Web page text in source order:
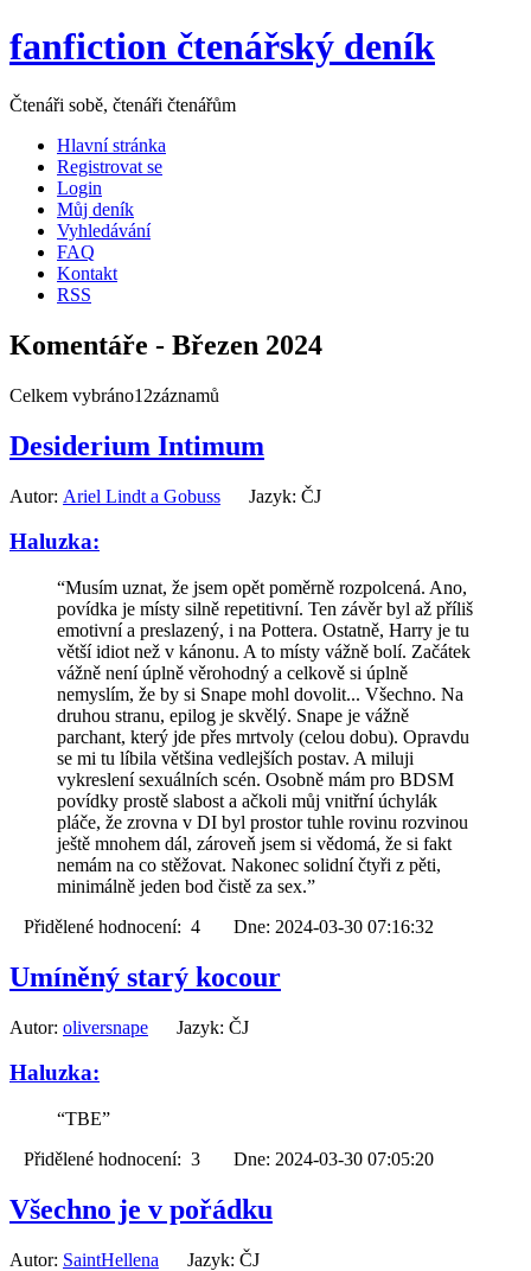
fanfiction čtenářský deník
Čtenáři sobě, čtenáři čtenářům
Hlavní stránka
Registrovat se
Login
Můj deník
Vyhledávání
FAQ
Kontakt
RSS
Komentáře - Březen 2024
Celkem vybráno12záznamů
Desiderium Intimum
Autor: Ariel Lindt a Gobuss Jazyk: ČJ
Haluzka:
“Musím uznat, že jsem opět poměrně rozpolcená. Ano,
povídka je místy silně repetitivní. Ten závěr byl až příliš
emotivní a preslazený, i na Pottera. Ostatně, Harry je tu
větší idiot než v kánonu. A to místy vážně bolí. Začátek
vážně není úplně věrohodný a celkově si úplně
nemyslím, že by si Snape mohl dovolit... Všechno. Na
druhou stranu, epilog je skvělý. Snape je vážně
parchant, který jde přes mrtvoly (celou dobu). Opravdu
se mi tu líbila většina vedlejších postav. A miluji
vykreslení sexuálních scén. Osobně mám pro BDSM
povídky prostě slabost a ačkoli můj vnitřní úchylák
pláče, že zrovna v DI byl prostor tuhle rovinu rozvinou
ještě mnohem dál, zároveň jsem si vědomá, že si fakt
nemám na co stěžovat. Nakonec solidní čtyři z pěti,
minimálně jeden bod čistě za sex.”
Přidělené hodnocení: 4 Dne: 2024-03-30 07:16:32
Umíněný starý kocour
Autor: oliversnape Jazyk: ČJ
Haluzka:
“TBE”
Přidělené hodnocení: 3 Dne: 2024-03-30 07:05:20
Všechno je v pořádku
Autor: SaintHellena Jazyk: ČJ